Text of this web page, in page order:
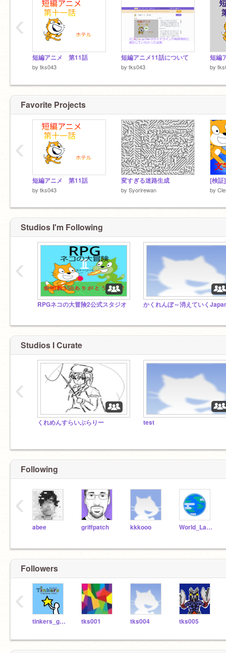
短編アニメ 第11話
by tks043
短編アニメ11話について
by tks043 by
‹
Favorite Projects
短編アニメ 第11話
by tks043
変すぎる迷路生成
by Syorirewan by
‹
Studios I'm Following
RPGネコの大冒険2公式スタジオ
‹
Studios I Curate
くれめんすらいぶらりー test
‹
Following
abee griffpatch kkkooo World_Languages
‹
Followers
tinkers_game tks001 tks004 tks005
‹